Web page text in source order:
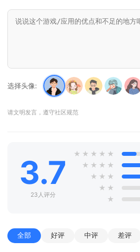
选择头像:
请文明发言，遵守社区规范
3.7
23人评分
★ ★ ★ ★ ★
★ ★ ★ ★
★ ★ ★
★ ★
★
全部 好评 中评 差评